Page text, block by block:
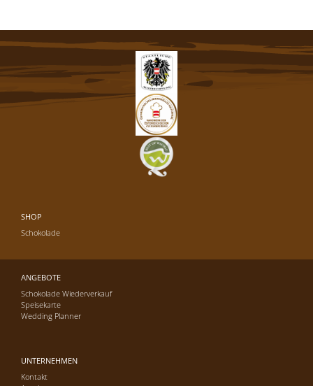
SHOP
Schokolade
ANGEBOTE
Schokolade Wiederverkauf
Speisekarte
Wedding Planner
UNTERNEHMEN
Kontakt